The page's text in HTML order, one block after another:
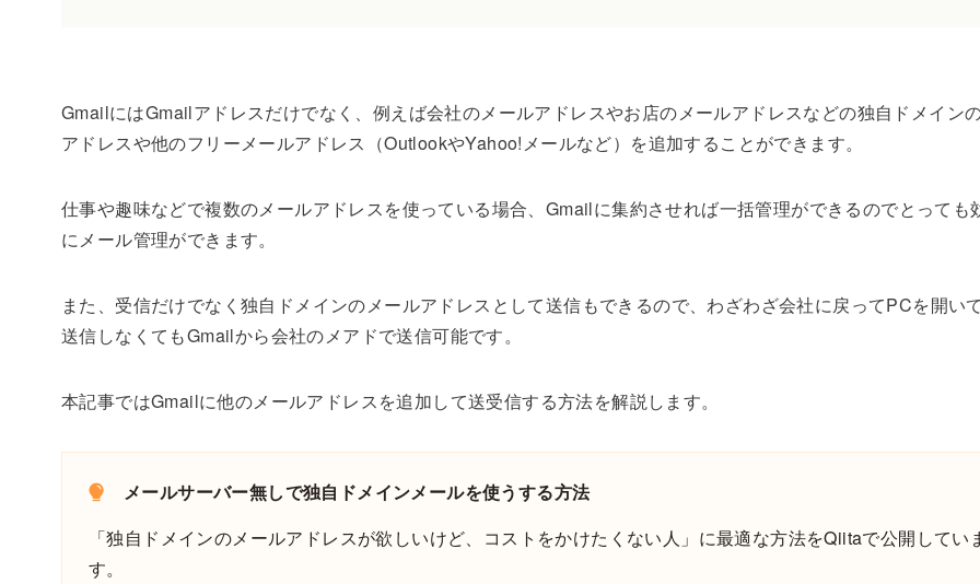
GmailにはGmailアドレスだけでなく、例えば会社のメールアドレスやお店のメールアドレスなどの独自ドメイン
アドレスや他のフリーメールアドレス（OutlookやYahoo!メールなど）を追加することができます。
仕事や趣味などで複数のメールアドレスを使っている場合、Gmailに集約させれば一括管理ができるのでとっても
にメール管理ができます。
また、受信だけでなく独自ドメインのメールアドレスとして送信もできるので、わざわざ会社に戻ってPCを開い
送信しなくてもGmailから会社のメアドで送信可能です。
本記事ではGmailに他のメールアドレスを追加して送受信する方法を解説します。
メールサーバー無しで独自ドメインメールを使うする方法
「独自ドメインのメールアドレスが欲しいけど、コストをかけたくない人」に最適な方法をQiitaで公開してい
す。